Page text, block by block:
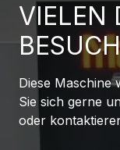
VIELEN
BESUCH
Diese Maschine
Sie sich gerne
oder